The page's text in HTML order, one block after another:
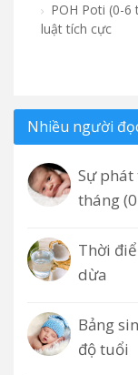
POH Poti (0-6
luật tích cực
Nhiều người
Sự
tháng
Thời
dừa
Bảng
độ tuổi